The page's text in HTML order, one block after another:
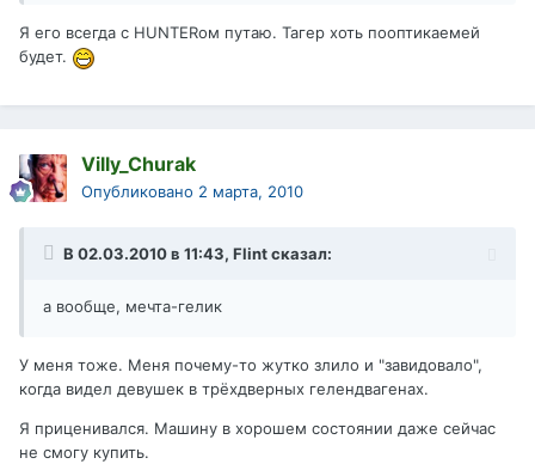
Я его всегда с HUNTERом путаю. Тагер хоть пооптикаемей
будет.
Villy_Churak
Опубликовано 2 марта, 2010
В 02.03.2010 в 11:43, Flint сказал:
а вообще, мечта-гелик
У меня тоже. Меня почему-то жутко злило и "завидовало",
когда видел девушек в трёхдверных гелендвагенах.
Я приценивался. Машину в хорошем состоянии даже сейчас
не смогу купить.